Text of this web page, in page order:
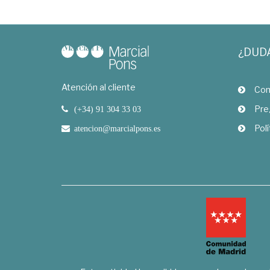
Atención al cliente
(+34) 91 304 33 03
atencion@marcialpons.es